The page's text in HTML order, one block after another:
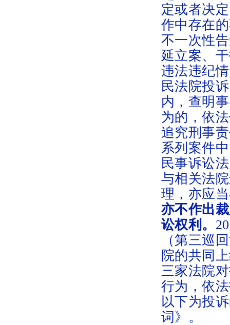
定或者决
作中存在
不一次性
延立案、
违法违纪
民法院投
内，查明
为的，依
追究刑事
系列案件
民事诉讼
与相关法
理，亦应
亦不作出
讼权利。
（第三巡
院的共同
三家法院
行为，依
以下为投
词》。